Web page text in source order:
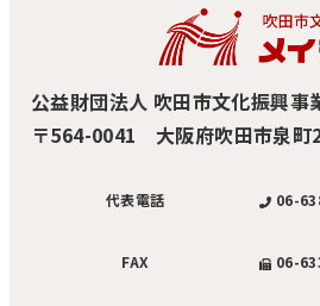
公益財団法人 吹田市文化振興事
〒564-0041 大阪府吹田市泉町
代表電話 06-
FAX 06-